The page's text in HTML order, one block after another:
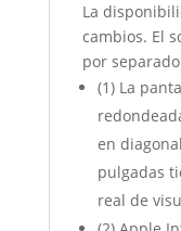
La
cambios. El
por
(1) La
en
pulgadas
real de